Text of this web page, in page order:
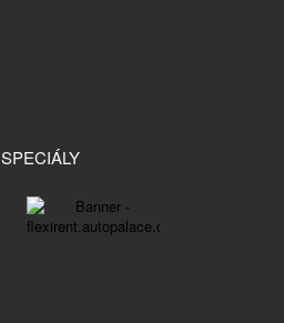
SPECIÁLY